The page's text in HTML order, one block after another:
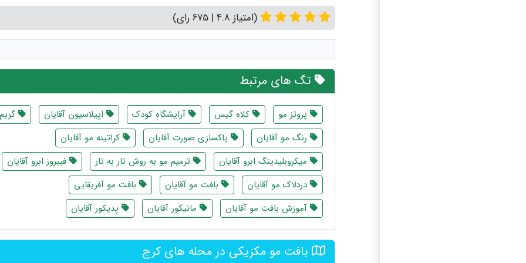
(امتیاز 4.8 | 675 رای)
تگ های مرتبط
پروتز مو کلاه گیس آرایشگاه کودک اپیلاسیون آقایان
رنگ مو آقایان
پاکسازی صورت آقایان
کراتینه مو آقایان
میکروبلیدینگ ابرو آقایان
ترمیم مو به روش تار به تار
فیبروز ابرو آقایان
دردلاک مو آقایان
بافت مو آقایان
بافت مو آفریقایی
آموزش بافت مو آقایان
مانیکور آقایان پدیکور آقایان
بافت مو مکزیکی در محله های کرج